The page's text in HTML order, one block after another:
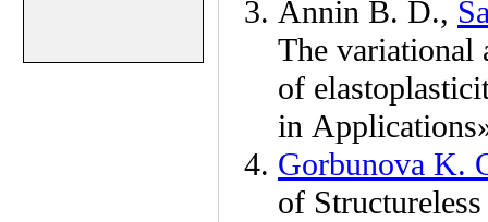
Annin B. D.,
The variational
of
in
Gorbunova K.
of